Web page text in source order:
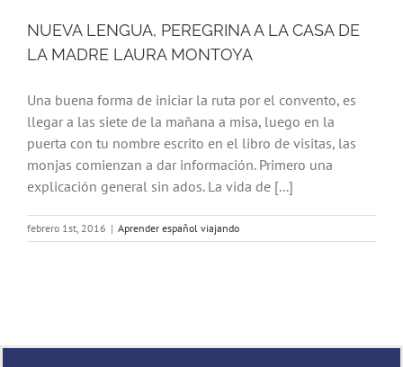
NUEVA LENGUA, PEREGRINA A LA CASA DE
LA MADRE LAURA MONTOYA
Una buena forma de iniciar la ruta por el convento, es
llegar a las siete de la mañana a misa, luego en la
puerta con tu nombre escrito en el libro de visitas, las
monjas comienzan a dar información. Primero una
explicación general sin ados. La vida de [...]
febrero 1st, 2016 | Aprender español viajando